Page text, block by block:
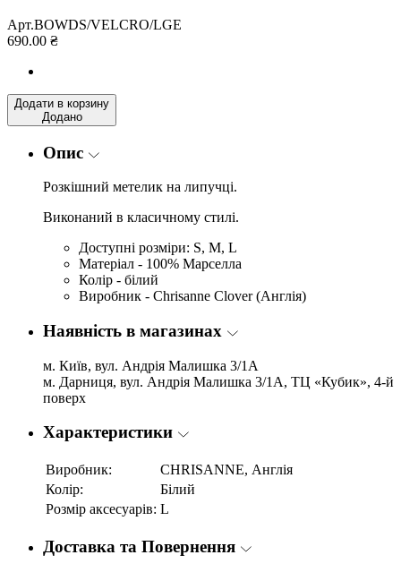
Арт.BOWDS/VELCRO/LGE
690.00 ₴
Додати в корзину
Додано
Опис
Розкішний метелик на липучці.
Виконаний в класичному стилі.
Доступні розміри: S, M, L
Матеріал - 100% Марселла
Колір - білий
Виробник - Chrisanne Clover (Англія)
Наявність в магазинах
м. Київ, вул. Андрія Малишка 3/1А
м. Дарниця, вул. Андрія Малишка 3/1А, ТЦ «Кубик», 4-й
поверх
Характеристики
Виробник:
CHRISANNE, Англія
Колір:
Білий
Розмір аксесуарів: L
Доставка та Повернення